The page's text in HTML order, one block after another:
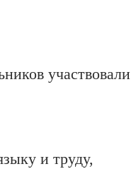
участвовали
и труду,